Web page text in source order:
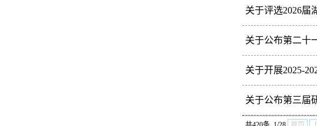
各培养学院：为
关于评选2026届
各培养学院：根
关于公布第二十
各培养学院：根
关于开展2025-
各培养学院：为
关于公布第三届